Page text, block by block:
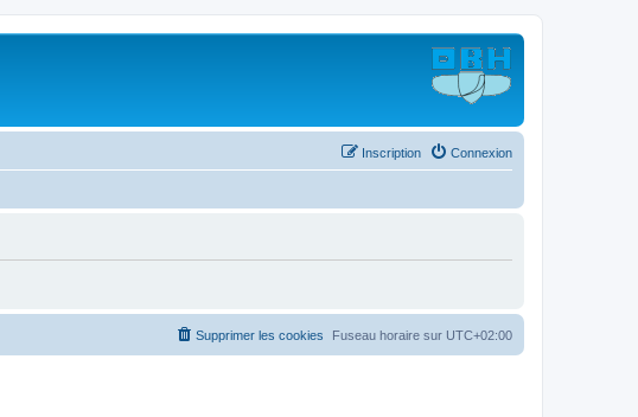
Connexion
Inscription
Fuseau horaire sur UTC+02:00
Supprimer les cookies